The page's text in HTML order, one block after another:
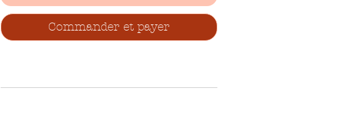
Commander et payer